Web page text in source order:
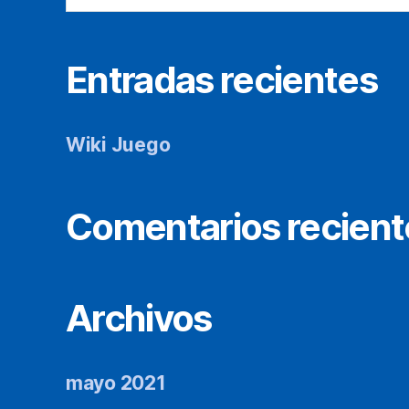
Entradas recientes
Wiki Juego
Comentarios
Archivos
mayo 2021